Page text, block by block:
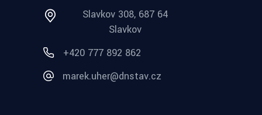
Slavkov 308, 687 64
Slavkov
+420 777 892 862
marek.uher@dnstav.cz